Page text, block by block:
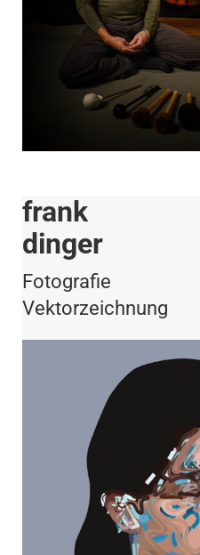
frank
dinger
Fotografie
Vektorzeichnung